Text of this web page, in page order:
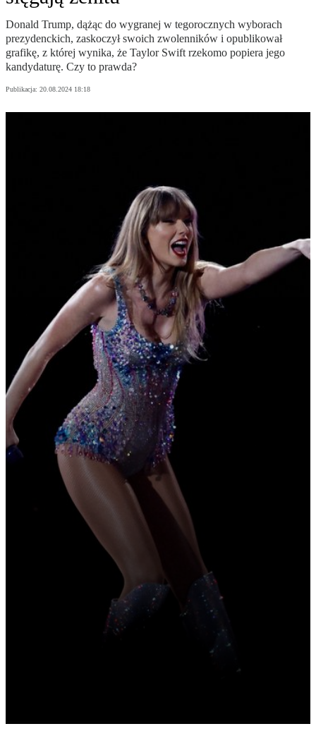
Donald Trump, dążąc do wygranej w tegorocznych wyborach
prezydenckich, zaskoczył swoich zwolenników i opublikował
grafikę, z której wynika, że Taylor Swift rzekomo popiera jego
kandydaturę. Czy to prawda?
Publikacja: 20.08.2024 18:18